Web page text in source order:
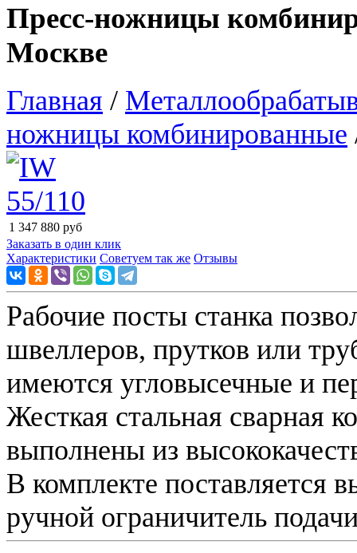
Пресс-ножницы
Москве
Главная /
ножницы комбинированные
1 347 880 руб
Заказать в один клик
Характеристики Советуем так же Отзывы
Рабочие посты станка
швеллеров, прутков или
имеются угловысечные и
Жесткая стальная сварная
выполнены из
В комплекте поставляется
ручной ограничитель